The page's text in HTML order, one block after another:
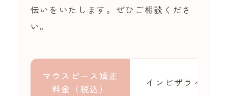
伝いをいたします。ぜひご相談くださ
い。
マウスピース矯正
料金（税込）
インビザライン